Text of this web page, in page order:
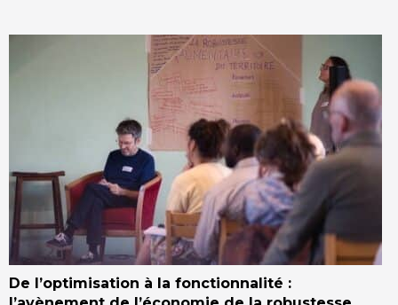
De l’optimisation à la fonctionnalité :